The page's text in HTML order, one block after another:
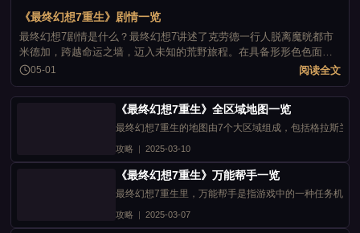
《最终幻想7重生》剧情一览
最终幻想7剧情是什么？最终幻想7讲述了克劳德一行人脱离魔晄都市
米德加，跨越命运之墙，迈入未知的荒野旅程。在具备形形色色面貌
的辽阔世界中，骑乘陆行鸟在草原上驰骋，自由自在地巡游探索点，
剧情一览，一起来看看吧。
05-01 阅读全文
《最终幻想7重生》全区域地图一览
最终幻想7重生的地图由7个大区域组成，包括格拉斯兰
攻略 2025-03-10
《最终幻想7重生》万能帮手一览
最终幻想7重生里，万能帮手是指游戏中的一种任务机
攻略 2025-03-07